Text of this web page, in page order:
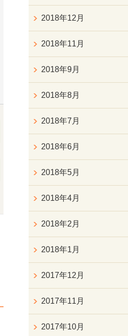
2018年12月
2018年11月
2018年9月
2018年8月
2018年7月
2018年6月
2018年5月
2018年4月
2018年2月
2018年1月
2017年12月
2017年11月
2017年10月